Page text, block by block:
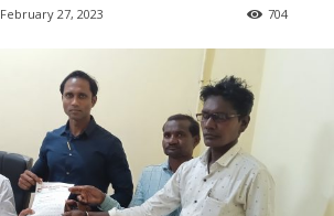
February 27, 2023 704